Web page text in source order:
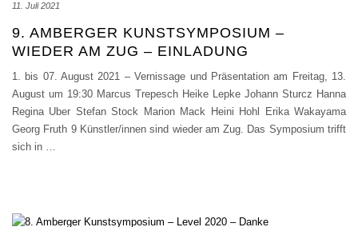
11. Juli 2021
9. AMBERGER KUNSTSYMPOSIUM –
WIEDER AM ZUG – EINLADUNG
1. bis 07. August 2021 – Vernissage und Präsentation am Freitag, 13.
August um 19:30 Marcus Trepesch Heike Lepke Johann Sturcz Hanna
Regina Uber Stefan Stock Marion Mack Heini Hohl Erika Wakayama
Georg Fruth 9 Künstler/innen sind wieder am Zug. Das Symposium trifft
sich in …